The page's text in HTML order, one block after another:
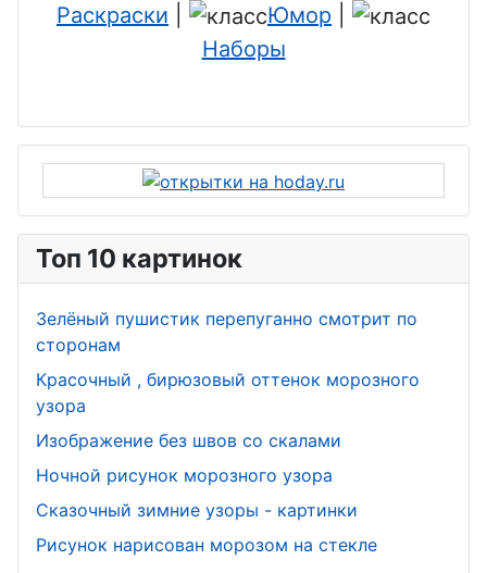
Раскраски
Юмор
Наборы
Топ 10 картинок
Зелёный пушистик перепуганно смотрит по
сторонам
Красочный , бирюзовый оттенок морозного
узора
Изображение без швов со скалами
Ночной рисунок морозного узора
Сказочный зимние узоры - картинки
Рисунок нарисован морозом на стекле